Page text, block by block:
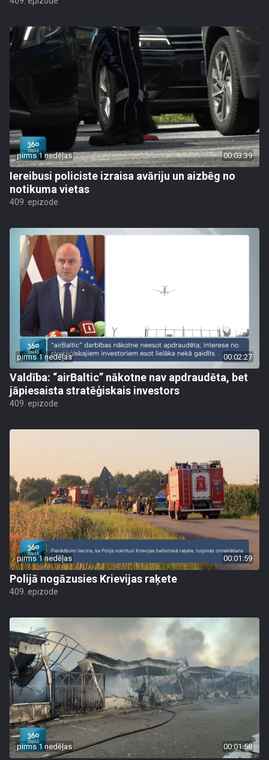
pirms 1 nedēļas 00:03:39
Iereibusi policiste izraisa avāriju un aizbēg no
notikuma vietas
409. epizode
pirms 1 nedēļas 00:02:27
Valdība: “airBaltic” nākotne nav apdraudēta, bet
jāpiesaista stratēģiskais investors
409. epizode
pirms 1 nedēļas 00:01:59
Polijā nogāzusies Krievijas raķete
409. epizode
pirms 1 nedēļas 00:01:58